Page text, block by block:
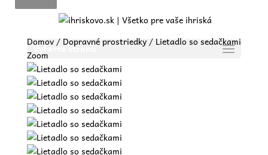
Vyberte stranu
Domov/ Dopravné prostriedky/ Lietadlo so sedačkami
Zoom